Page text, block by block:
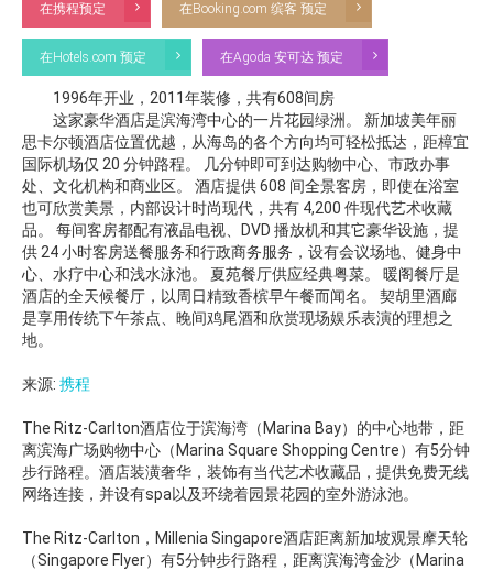
在携程预定 在Booking.com 缤客 预定
在Hotels.com 预定 在Agoda 安可达 预定
1996年开业，2011年装修，共有608间房
这家豪华酒店是滨海湾中心的一片花园绿洲。 新加坡美年丽
思卡尔顿酒店位置优越，从海岛的各个方向均可轻松抵达，距樟宜
国际机场仅 20 分钟路程。 几分钟即可到达购物中心、市政办事
处、文化机构和商业区。 酒店提供 608 间全景客房，即使在浴室
也可欣赏美景，内部设计时尚现代，共有 4,200 件现代艺术收藏
品。 每间客房都配有液晶电视、DVD 播放机和其它豪华设施，提
供 24 小时客房送餐服务和行政商务服务，设有会议场地、健身中
心、水疗中心和浅水泳池。 夏苑餐厅供应经典粤菜。 暖阁餐厅是
酒店的全天候餐厅，以周日精致香槟早午餐而闻名。 契胡里酒廊
是享用传统下午茶点、晚间鸡尾酒和欣赏现场娱乐表演的理想之
地。
来源: 携程
The Ritz-Carlton酒店位于滨海湾（Marina Bay）的中心地带，距
离滨海广场购物中心（Marina Square Shopping Centre）有5分钟
步行路程。酒店装潢奢华，装饰有当代艺术收藏品，提供免费无线
网络连接，并设有spa以及环绕着园景花园的室外游泳池。
The Ritz-Carlton，Millenia Singapore酒店距离新加坡观景摩天轮
（Singapore Flyer）有5分钟步行路程，距离滨海湾金沙（Marina